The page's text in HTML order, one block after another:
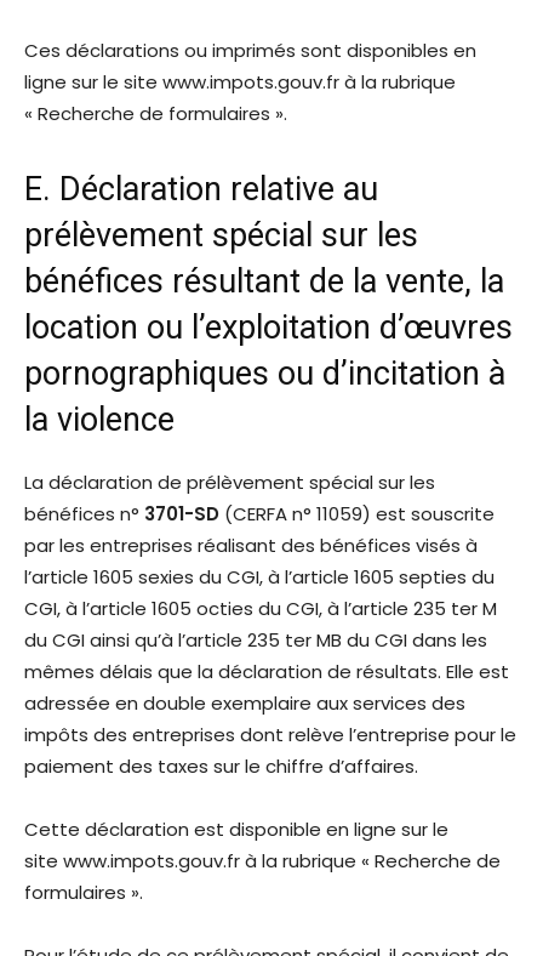
Ces déclarations ou imprimés sont disponibles en
ligne sur le site www.impots.gouv.fr à la rubrique
« Recherche de formulaires ».
E. Déclaration relative au
prélèvement spécial sur les
bénéfices résultant de la vente, la
location ou l’exploitation d’œuvres
pornographiques ou d’incitation à
la violence
La déclaration de prélèvement spécial sur les
bénéfices n° 3701-SD (CERFA n° 11059) est souscrite
par les entreprises réalisant des bénéfices visés à
l’article 1605 sexies du CGI, à l’article 1605 septies du
CGI, à l’article 1605 octies du CGI, à l’article 235 ter M
du CGI ainsi qu’à l’article 235 ter MB du CGI dans les
mêmes délais que la déclaration de résultats. Elle est
adressée en double exemplaire aux services des
impôts des entreprises dont relève l’entreprise pour le
paiement des taxes sur le chiffre d’affaires.
Cette déclaration est disponible en ligne sur le
site www.impots.gouv.fr à la rubrique « Recherche de
formulaires ».